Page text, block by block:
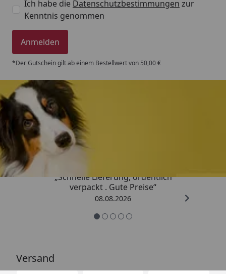
Auftreffen auf Haut oder Schleimhaut durch
Eiweißfällung austrocknend, blutstillend und
entzündungshemmend wirkt.
Ich habe die Datenschutzbestimmungen zur
Kenntnis genommen
Anmelden
*Der Gutschein gilt ab einem Bestellwert von 50,00 €
Trusted Shops
„Schnelle Lieferung, ordentlich
verpackt . Gute Preise“
08.08.2026
Versand